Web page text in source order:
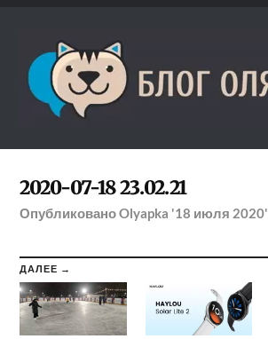
2020-07-18 23.02.21
ОпубликованоOlyapka '18 июля 2020'
ДАЛЕЕ →